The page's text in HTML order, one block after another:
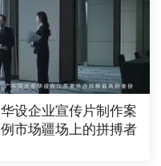
华设企业宣传片制作案
例市场疆场上的拼搏者